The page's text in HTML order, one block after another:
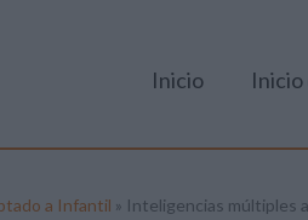
Inicio Inicio
a Infantil » Inteligencias múltiples